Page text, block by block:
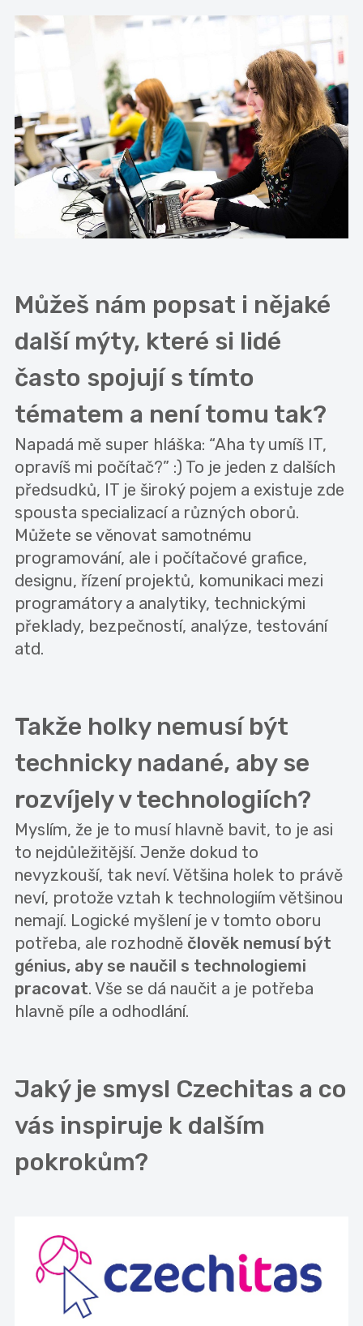
Můžeš nám popsat i nějaké
další mýty, které si lidé
často spojují s tímto
tématem a není tomu tak?
Napadá mě super hláška: “Aha ty umíš IT,
opravíš mi počítač?” :) To je jeden z dalších
předsudků, IT je široký pojem a existuje zde
spousta specializací a různých oborů.
Můžete se věnovat samotnému
programování, ale i počítačové grafice,
designu, řízení projektů, komunikaci mezi
programátory a analytiky, technickými
překlady, bezpečností, analýze, testování
atd.
Takže holky nemusí být
technicky nadané, aby se
rozvíjely v technologiích?
Myslím, že je to musí hlavně bavit, to je asi
to nejdůležitější. Jenže dokud to
nevyzkouší, tak neví. Většina holek to právě
neví, protože vztah k technologiím většinou
nemají. Logické myšlení je v tomto oboru
potřeba, ale rozhodně člověk nemusí být
génius, aby se naučil s technologiemi
pracovat. Vše se dá naučit a je potřeba
hlavně píle a odhodlání.
Jaký je smysl Czechitas a co
vás inspiruje k dalším
pokrokům?